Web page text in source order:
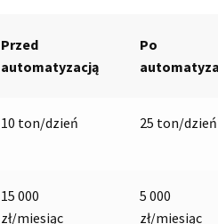
Przed
automatyzacją
Po
10 ton/dzień 25 ton/dzień
15 000
zł/miesiąc
5 000
zł/miesiąc